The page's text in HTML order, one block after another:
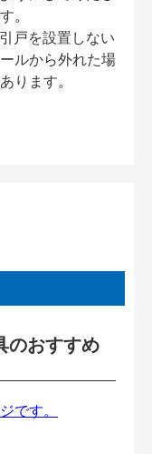
。
戸を設置しない
ルから外れた場
ります。
のおすすめ